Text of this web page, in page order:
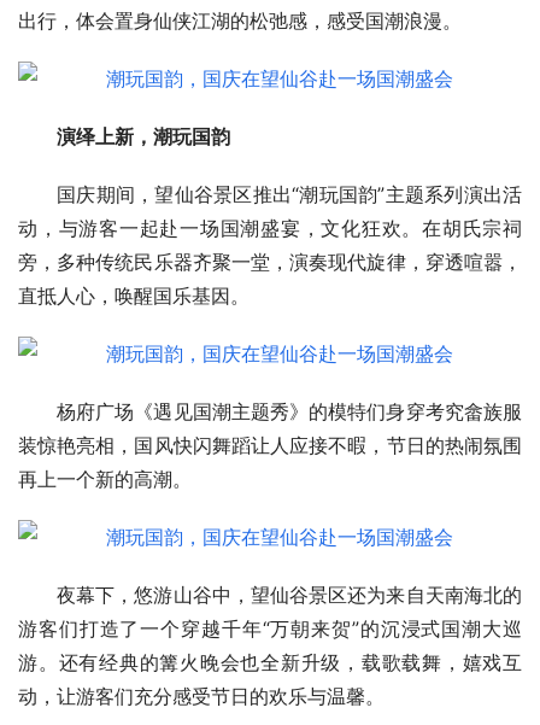
出行，体会置身仙侠江湖的松弛感，感受国潮浪漫。
演绎上新，潮玩国韵
国庆期间，望仙谷景区推出“潮玩国韵”主题系列演出活
动，与游客一起赴一场国潮盛宴，文化狂欢。在胡氏宗祠
旁，多种传统民乐器齐聚一堂，演奏现代旋律，穿透喧嚣，
直抵人心，唤醒国乐基因。
杨府广场《遇见国潮主题秀》的模特们身穿考究畲族服
装惊艳亮相，国风快闪舞蹈让人应接不暇，节日的热闹氛围
再上一个新的高潮。
夜幕下，悠游山谷中，望仙谷景区还为来自天南海北的
游客们打造了一个穿越千年“万朝来贺”的沉浸式国潮大巡
游。还有经典的篝火晚会也全新升级，载歌载舞，嬉戏互
动，让游客们充分感受节日的欢乐与温馨。